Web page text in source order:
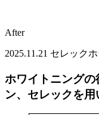
After
2025.11.21 セレック
ホワイトニング
ン、セレックを